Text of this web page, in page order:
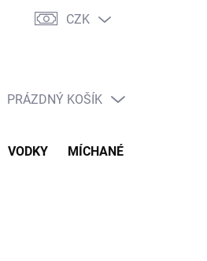
Doprava Jak balíme zásilky
CZK
NÁKUPNÍ
PRÁZDNÝ KOŠÍK
VODKY MÍCHANÉ DRINKY